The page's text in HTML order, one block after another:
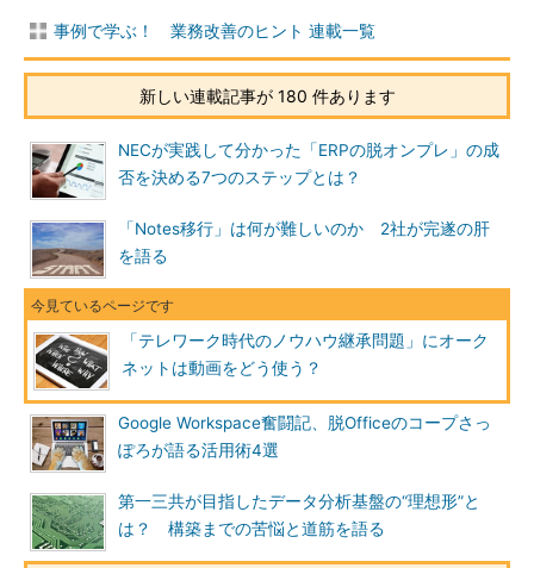
事例で学ぶ！ 業務改善のヒント 連載一覧
新しい連載記事が 180 件あります
NECが実践して分かった「ERPの脱オンプレ」の成
否を決める7つのステップとは？
「Notes移行」は何が難しいのか 2社が完遂の肝
を語る
「テレワーク時代のノウハウ継承問題」にオーク
ネットは動画をどう使う？
Google Workspace奮闘記、脱Officeのコープさっ
ぽろが語る活用術4選
第一三共が目指したデータ分析基盤の“理想形”と
は？ 構築までの苦悩と道筋を語る